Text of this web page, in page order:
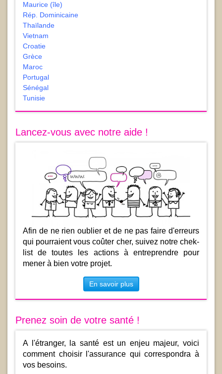
Prenez soin de votre santé !
A l'étranger, la santé est un enjeu majeur, voici
comment choisir l'assurance qui correspondra à
vos besoins.
Maurice (île)
Rép. Dominicaine
Thaïlande
Vietnam
Croatie
Grèce
Maroc
Portugal
Sénégal
Tunisie
Lancez-vous avec notre aide !
Afin de ne rien oublier et de ne pas faire d'erreurs
qui pourraient vous coûter cher, suivez notre chek-
list de toutes les actions à entreprendre pour
mener à bien votre projet.
En savoir plus